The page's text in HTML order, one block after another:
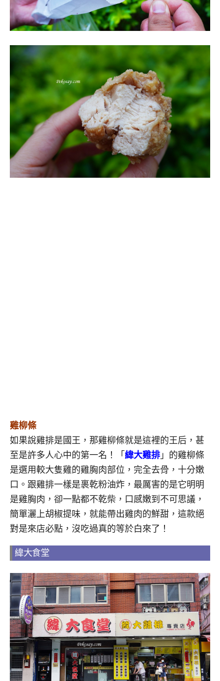
雞柳條
如果說雞排是國王，那雞柳條就是這裡的王后，甚
至是許多人心中的第一名！「 緯大雞排 」的雞柳條
是選用較大隻雞的雞胸肉部位， 完全去骨 ，十分嫩
口。 跟雞排一樣是裹乾粉油炸，最厲害的是它明明
是雞胸肉，卻一點都不乾柴，口感嫩到不可思議，
簡單灑上胡椒提味，就能帶出雞肉的鮮甜，這款絕
對是來店必點，沒吃過真的等於白來了！
緯大食堂